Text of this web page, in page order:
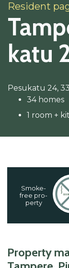
Resident
ka­tu
Pesukatu 24,
34 homes
1 room +
Smo­ke-
free pro­
per­ty
Property